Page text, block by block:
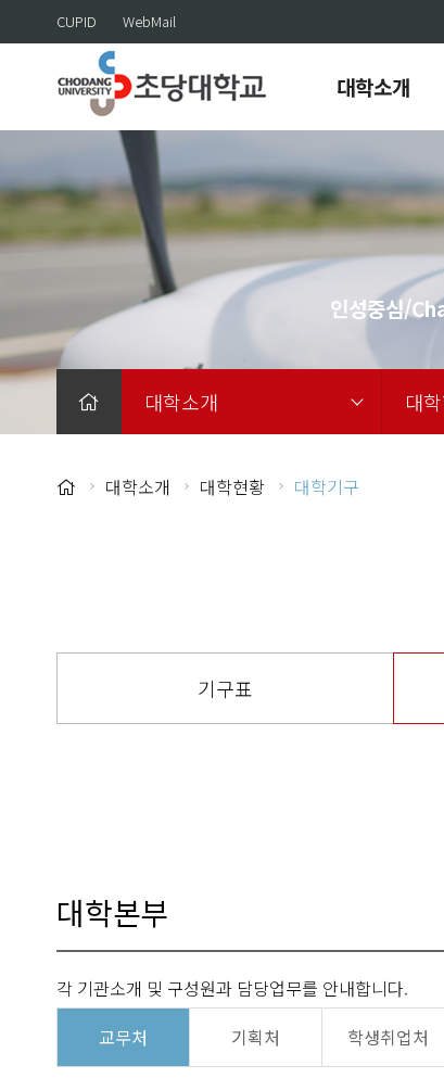
CUPID WebMail
대학소개
인성중심/
대학소개 대
대학소개 대학현황 대학기구
기구표
대학본부
각 기관소개 및 구성원과 담당업무를 안내합니다.
교무처
기획처 학생취업처